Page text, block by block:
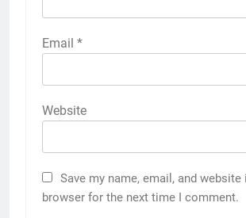
Email *
Website
Save my name, email, and website
browser for the next time I comment.